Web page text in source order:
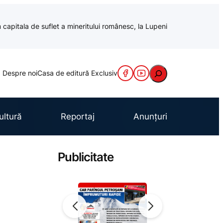
de suflet a mineritului românesc, la Lupeni
Despre noiCasa de editură Exclusiv Caută
Reportaj Anunțuri
Publicitate